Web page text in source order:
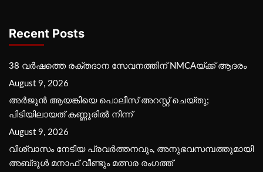
Recent Posts
38 വർഷത്തെ രക്തദാന സേവനത്തിന് NMCAയ്ക്ക് ആദരം
August 9, 2026
അർജുൻ ആയങ്കിയെ പൊലീസ് അറസ്റ്റ് ചെയ്‌തു;
പിടിയിലായത് കണ്ണൂരിൽ നിന്ന്
August 9, 2026
വിശ്വാസം നേടിയ പ്രവർത്തനവും, അനുഭവസമ്പത്തുമായി
അബ്‌ദുൾ മനാഫ് വീണ്ടും മത്സര രംഗത്ത്